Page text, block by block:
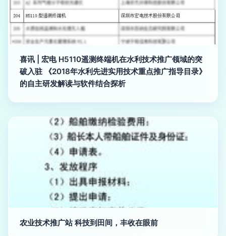
喜讯 | 宏电 H5110遥测终端机在水利技术推广领域的突
破入驻 《2018年水利先进实用技术重点推广指导目录》
的自主研发解读与软件结合探析
农业技术推广站 科技到田间，丰收在眼前